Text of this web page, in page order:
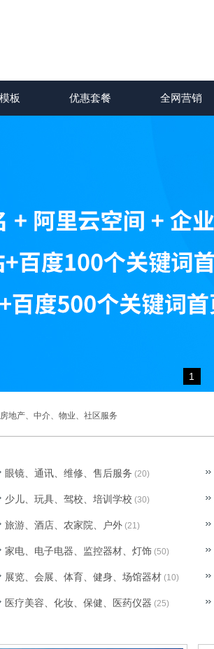
1
板 优惠套餐 全网营销
房地产、中介、物业、社区服务
眼镜、通讯、维修、售后服务 (20)
少儿、玩具、驾校、培训学校 (30)
旅游、酒店、农家院、户外 (21)
家电、电子电器、监控器材、灯饰 (50)
展览、会展、体育、健身、场馆器材 (10)
医疗美容、化妆、保健、医药仪器 (25)